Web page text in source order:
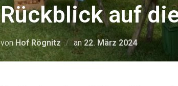
Rückblick auf
vonHof Rögnitz an22. März 2024